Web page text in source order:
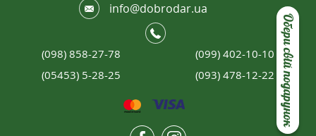
Обери свій подарунок
info@dobrodar.ua
(098) 858-27-78
(099) 402-10-10
(05453) 5-28-25
(093) 478-12-22